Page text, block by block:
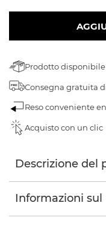
Prodotto
Consegna gratuita
Reso conveniente
Acquisto con un clic
Descrizione del
Informazioni